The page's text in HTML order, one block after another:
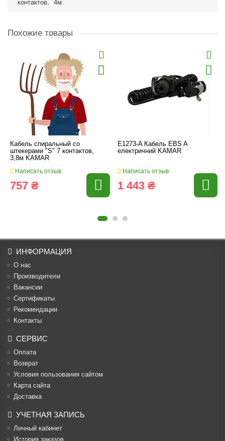
контактов, 4м.
Похожие товары
Кабель спиральный со
штекерами "S" 7 контактов,
3,8м KAMAR
Написать отзыв
757 ₴
E1273-A Кабель EBS A
електричний KAMAR
Написать отзыв
1 443 ₴
ИНФОРМАЦИЯ
О нас
Производители
Вакансии
Cертификаты
Рекомендации
Контакты
СЕРВИС
Оплата
Возврат
Условия пользования сайтом
Карта сайта
Доставка
УЧЕТНАЯ ЗАПИСЬ
Личный кабинет
История заказов